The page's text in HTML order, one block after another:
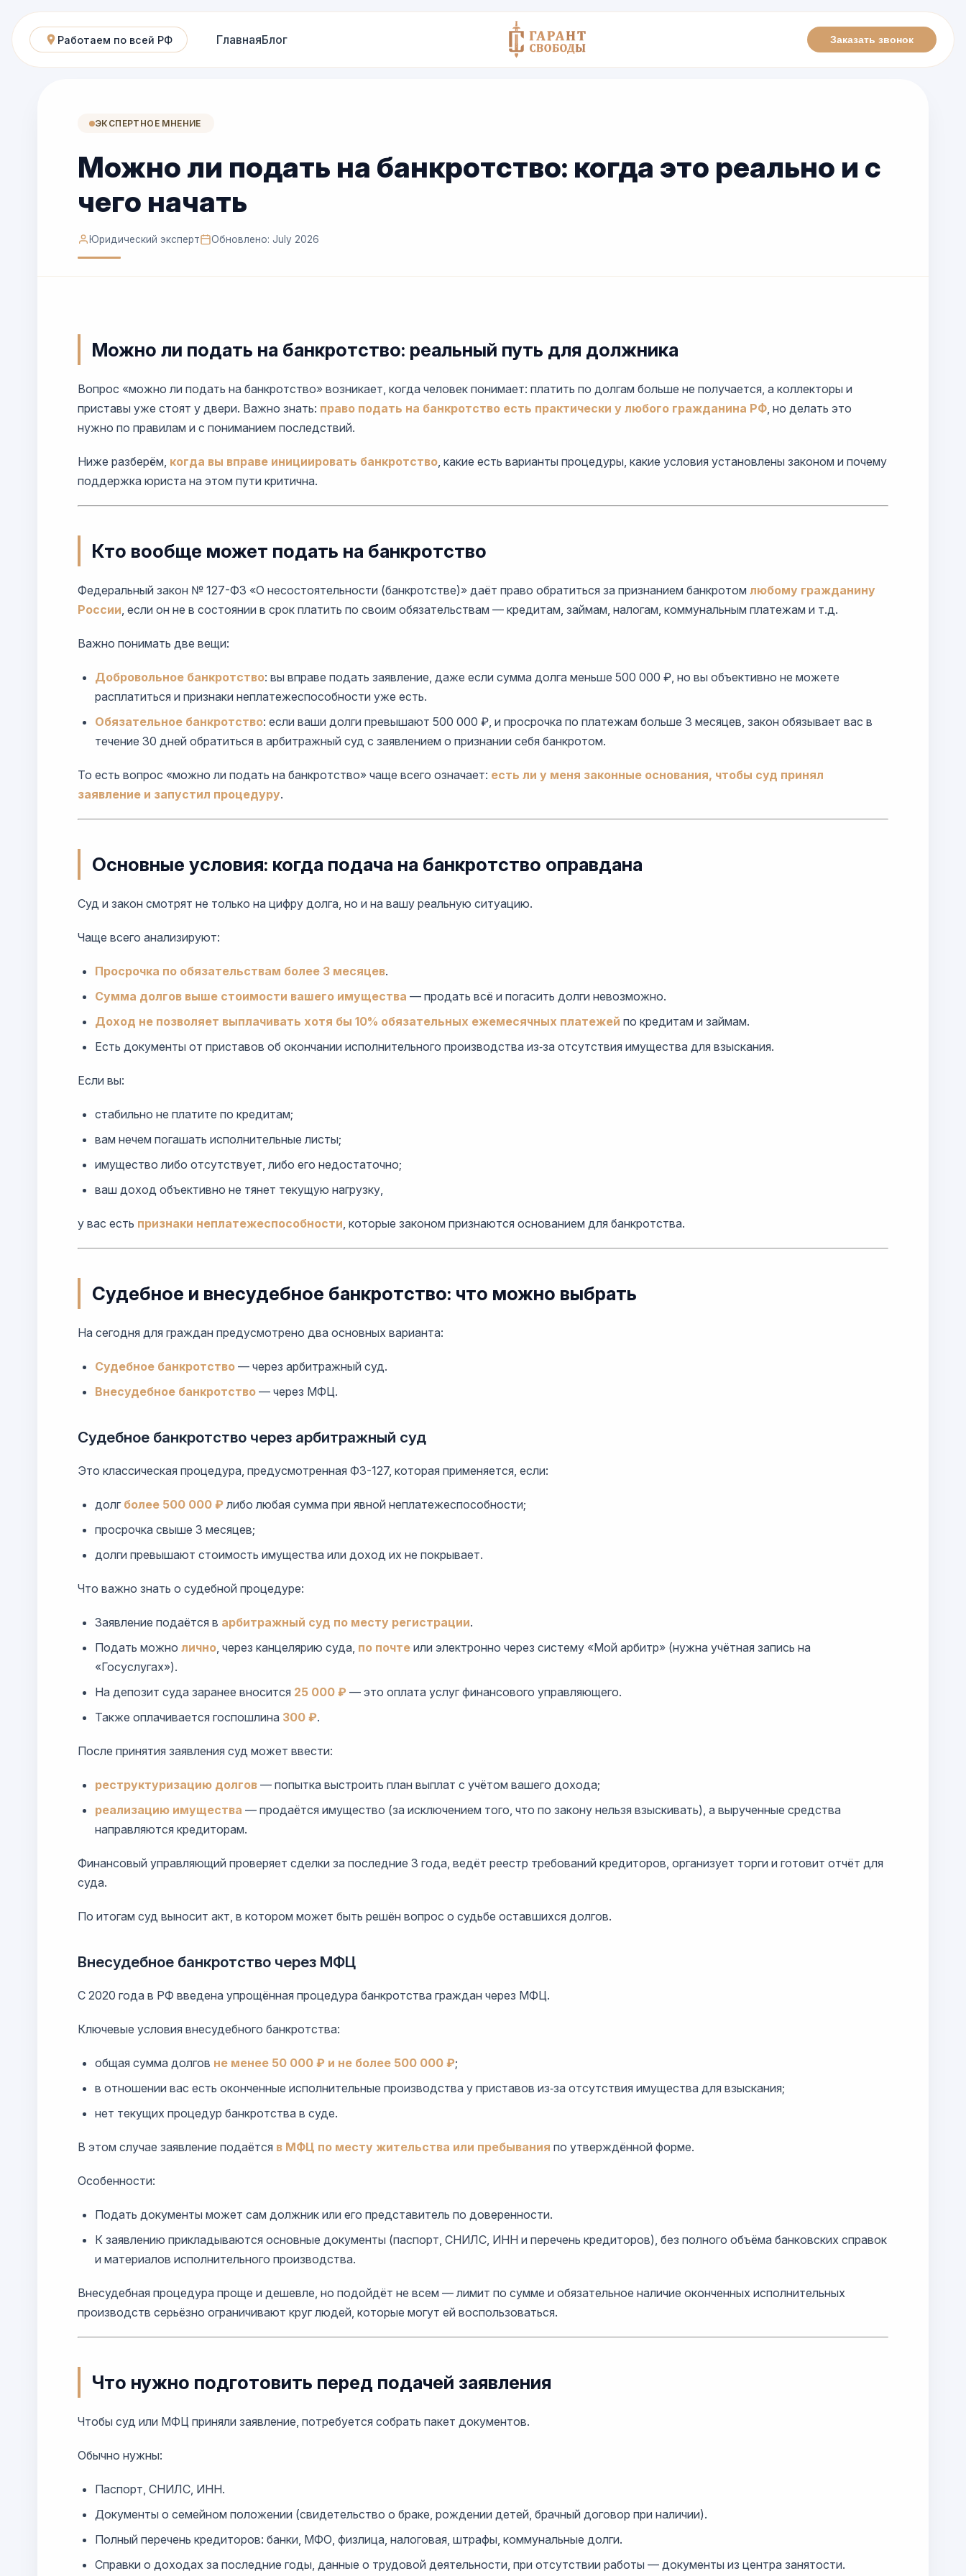
Работаем по всей РФ ГлавнаяБлог Заказать звонок
ЭКСПЕРТНОЕ МНЕНИЕ
Можно ли подать на банкротство: когда это реально и с
чего начать
Юридический эксперт Обновлено: July 2026
Можно ли подать на банкротство: реальный путь для должника
Вопрос «можно ли подать на банкротство» возникает, когда человек понимает: платить по долгам больше не получается, а коллекторы и
приставы уже стоят у двери. Важно знать: право подать на банкротство есть практически у любого гражданина РФ, но делать это
нужно по правилам и с пониманием последствий.
Ниже разберём, когда вы вправе инициировать банкротство, какие есть варианты процедуры, какие условия установлены законом и почему
поддержка юриста на этом пути критична.
Кто вообще может подать на банкротство
Федеральный закон № 127-ФЗ «О несостоятельности (банкротстве)» даёт право обратиться за признанием банкротом любому гражданину
России, если он не в состоянии в срок платить по своим обязательствам — кредитам, займам, налогам, коммунальным платежам и т.д.
Важно понимать две вещи:
Добровольное банкротство: вы вправе подать заявление, даже если сумма долга меньше 500 000 ₽, но вы объективно не можете
расплатиться и признаки неплатежеспособности уже есть.
Обязательное банкротство: если ваши долги превышают 500 000 ₽, и просрочка по платежам больше 3 месяцев, закон обязывает вас в
течение 30 дней обратиться в арбитражный суд с заявлением о признании себя банкротом.
То есть вопрос «можно ли подать на банкротство» чаще всего означает: есть ли у меня законные основания, чтобы суд принял
заявление и запустил процедуру.
Основные условия: когда подача на банкротство оправдана
Суд и закон смотрят не только на цифру долга, но и на вашу реальную ситуацию.
Чаще всего анализируют:
Просрочка по обязательствам более 3 месяцев.
Сумма долгов выше стоимости вашего имущества — продать всё и погасить долги невозможно.
Доход не позволяет выплачивать хотя бы 10% обязательных ежемесячных платежей по кредитам и займам.
Есть документы от приставов об окончании исполнительного производства из‑за отсутствия имущества для взыскания.
Если вы:
стабильно не платите по кредитам;
вам нечем погашать исполнительные листы;
имущество либо отсутствует, либо его недостаточно;
ваш доход объективно не тянет текущую нагрузку,
у вас есть признаки неплатежеспособности, которые законом признаются основанием для банкротства.
Судебное и внесудебное банкротство: что можно выбрать
На сегодня для граждан предусмотрено два основных варианта:
Судебное банкротство — через арбитражный суд.
Внесудебное банкротство — через МФЦ.
Судебное банкротство через арбитражный суд
Это классическая процедура, предусмотренная ФЗ-127, которая применяется, если:
долг более 500 000 ₽либо любая сумма при явной неплатежеспособности;
просрочка свыше 3 месяцев;
долги превышают стоимость имущества или доход их не покрывает.
Что важно знать о судебной процедуре:
Заявление подаётся в арбитражный суд по месту регистрации.
Подать можно лично, через канцелярию суда, по почте или электронно через систему «Мой арбитр» (нужна учётная запись на
«Госуслугах»).
На депозит суда заранее вносится 25 000 ₽ — это оплата услуг финансового управляющего.
Также оплачивается госпошлина 300 ₽.
После принятия заявления суд может ввести:
реструктуризацию долгов — попытка выстроить план выплат с учётом вашего дохода;
реализацию имущества — продаётся имущество (за исключением того, что по закону нельзя взыскивать), а вырученные средства
направляются кредиторам.
Финансовый управляющий проверяет сделки за последние 3 года, ведёт реестр требований кредиторов, организует торги и готовит отчёт для
суда.
По итогам суд выносит акт, в котором может быть решён вопрос о судьбе оставшихся долгов.
Внесудебное банкротство через МФЦ
С 2020 года в РФ введена упрощённая процедура банкротства граждан через МФЦ.
Ключевые условия внесудебного банкротства:
общая сумма долгов не менее 50 000 ₽ и не более 500 000 ₽;
в отношении вас есть оконченные исполнительные производства у приставов из‑за отсутствия имущества для взыскания;
нет текущих процедур банкротства в суде.
В этом случае заявление подаётся в МФЦ по месту жительства или пребывания по утверждённой форме.
Особенности:
Подать документы может сам должник или его представитель по доверенности.
К заявлению прикладываются основные документы (паспорт, СНИЛС, ИНН и перечень кредиторов), без полного объёма банковских справок
и материалов исполнительного производства.
Внесудебная процедура проще и дешевле, но подойдёт не всем — лимит по сумме и обязательное наличие оконченных исполнительных
производств серьёзно ограничивают круг людей, которые могут ей воспользоваться.
Что нужно подготовить перед подачей заявления
Чтобы суд или МФЦ приняли заявление, потребуется собрать пакет документов.
Обычно нужны:
Паспорт, СНИЛС, ИНН.
Документы о семейном положении (свидетельство о браке, рождении детей, брачный договор при наличии).
Полный перечень кредиторов: банки, МФО, физлица, налоговая, штрафы, коммунальные долги.
Справки о доходах за последние годы, данные о трудовой деятельности, при отсутствии работы — документы из центра занятости.